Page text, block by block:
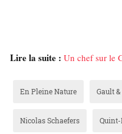
Lire la suite : Un chef sur le
En Pleine Nature Gault
Nicolas Schaefers